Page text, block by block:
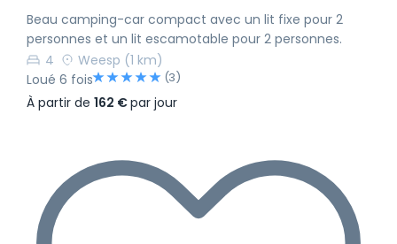
Beau camping-car compact avec un lit fixe pour 2
personnes et un lit escamotable pour 2 personnes.
4
Weesp (1 km)
Loué 6 fois
(3)
À partir de 162 €par jour